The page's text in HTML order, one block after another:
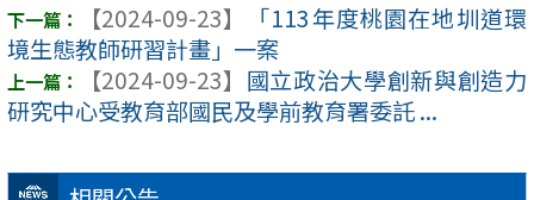
【2024-09-23】
「113年度桃園在地圳道環
境生態教師研習計畫」一案
【2024-09-23】 國立政治大學創新與創造力
研究中心受教育部國民及學前教育署委託 ...